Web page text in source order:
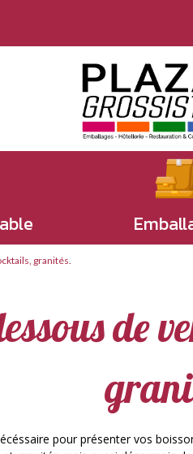
granités.
de
pour présenter vos